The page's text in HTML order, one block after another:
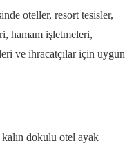
oteller, resort tesisler,
hamam işletmeleri,
ve ihracatçılar için uygun
dokulu otel ayak